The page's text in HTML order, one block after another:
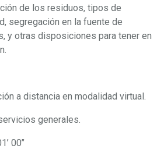
de los residuos, tipos de
segregación en la fuente de
y otras disposiciones para tener en
a distancia en modalidad virtual.
generales.
00’’